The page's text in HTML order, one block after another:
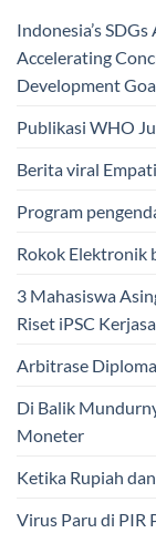
Indonesia’s
Accelerating
Development
Publikasi WHO
Berita viral
Program
Rokok Elektronik
3 Mahasiswa
Riset iPSC
Arbitrase
Di Balik
Moneter
Ketika Rupiah
Virus Paru di PIR